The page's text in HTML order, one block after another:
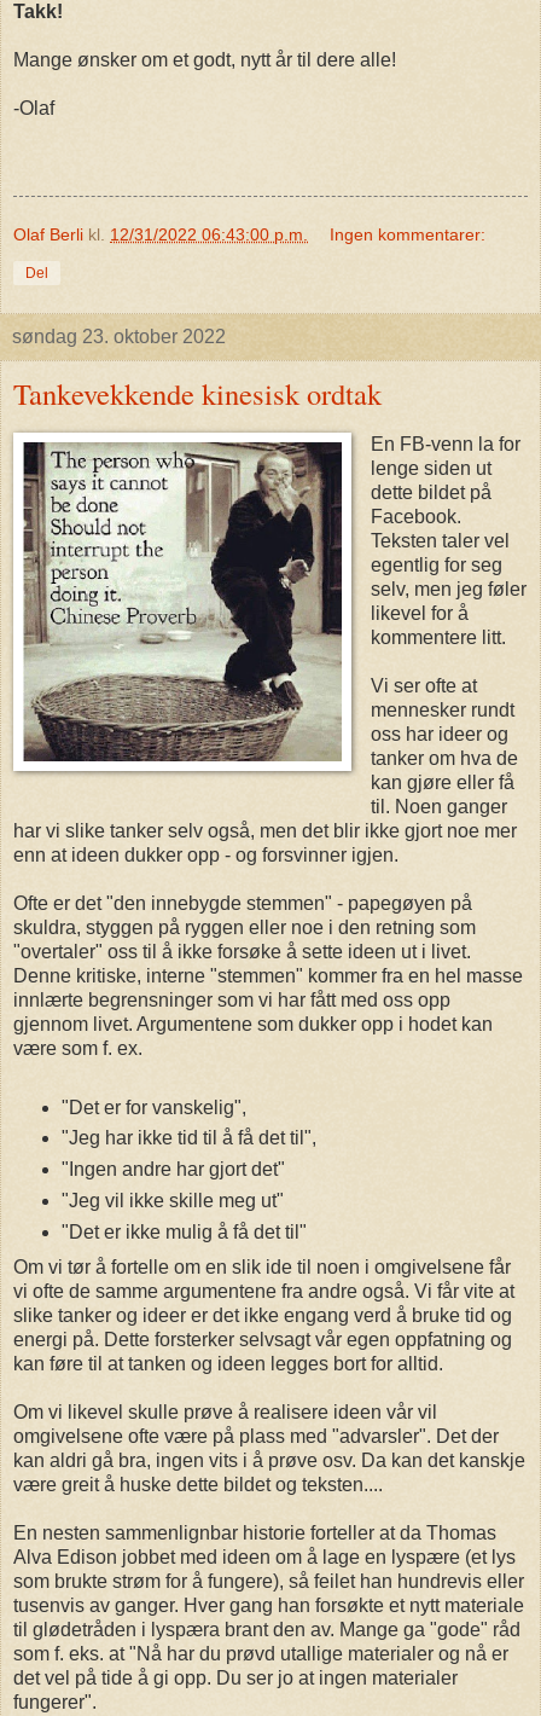
Takk!
Mange ønsker om et godt, nytt år til dere alle!
-Olaf
Olaf Berli kl. 12/31/2022 06:43:00 p.m. Ingen kommentarer:
Del
søndag 23. oktober 2022
Tankevekkende kinesisk ordtak
En FB-venn la for
lenge siden ut
dette bildet på
Facebook.
Teksten taler vel
egentlig for seg
selv, men jeg føler
likevel for å
kommentere litt.
Vi ser ofte at
mennesker rundt
oss har ideer og
tanker om hva de
kan gjøre eller få
til. Noen ganger
har vi slike tanker selv også, men det blir ikke gjort noe mer
enn at ideen dukker opp - og forsvinner igjen.
Ofte er det "den innebygde stemmen" - papegøyen på
skuldra, styggen på ryggen eller noe i den retning som
"overtaler" oss til å ikke forsøke å sette ideen ut i livet.
Denne kritiske, interne "stemmen" kommer fra en hel masse
innlærte begrensninger som vi har fått med oss opp
gjennom livet. Argumentene som dukker opp i hodet kan
være som f. ex.
"Det er for vanskelig",
"Jeg har ikke tid til å få det til",
"Ingen andre har gjort det"
"Jeg vil ikke skille meg ut"
"Det er ikke mulig å få det til"
Om vi tør å fortelle om en slik ide til noen i omgivelsene får
vi ofte de samme argumentene fra andre også. Vi får vite at
slike tanker og ideer er det ikke engang verd å bruke tid og
energi på. Dette forsterker selvsagt vår egen oppfatning og
kan føre til at tanken og ideen legges bort for alltid.
Om vi likevel skulle prøve å realisere ideen vår vil
omgivelsene ofte være på plass med "advarsler". Det der
kan aldri gå bra, ingen vits i å prøve osv. Da kan det kanskje
være greit å huske dette bildet og teksten....
En nesten sammenlignbar historie forteller at da Thomas
Alva Edison jobbet med ideen om å lage en lyspære (et lys
som brukte strøm for å fungere), så feilet han hundrevis eller
tusenvis av ganger. Hver gang han forsøkte et nytt materiale
til glødetråden i lyspæra brant den av. Mange ga "gode" råd
som f. eks. at "Nå har du prøvd utallige materialer og nå er
det vel på tide å gi opp. Du ser jo at ingen materialer
fungerer".